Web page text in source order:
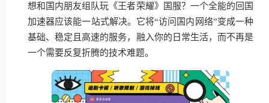
想和国内朋友组队玩《王者荣耀》国服？一个全能的回国
加速器应该能一站式解决。它将“访问国内网络”变成一种
基础、稳定且高速的服务，融入你的日常生活，而不再是
一个需要反复折腾的技术难题。